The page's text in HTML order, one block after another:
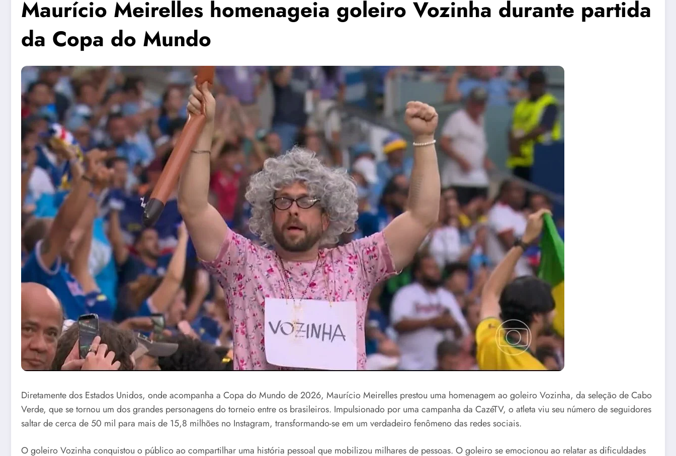
Maurício Meirelles homenageia goleiro Vozinha durante partida
da Copa do Mundo
Diretamente dos Estados Unidos, onde acompanha a Copa do Mundo de 2026, Maurício Meirelles prestou uma homenagem ao goleiro Vozinha, da seleção de Cabo
Verde, que se tornou um dos grandes personagens do torneio entre os brasileiros. Impulsionado por uma campanha da CazéTV, o atleta viu seu número de seguidores
saltar de cerca de 50 mil para mais de 15,8 milhões no Instagram, transformando-se em um verdadeiro fenômeno das redes sociais.
O goleiro Vozinha conquistou o público ao compartilhar uma história pessoal que mobilizou milhares de pessoas. O goleiro se emocionou ao relatar as dificuldades